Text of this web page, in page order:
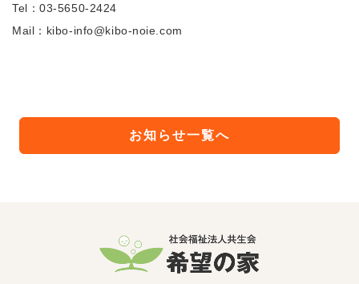
Tel：03-5650-2424
Mail：kibo-info@kibo-noie.com
お知らせ一覧へ